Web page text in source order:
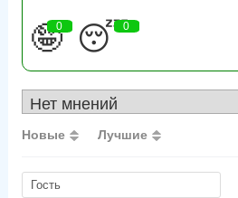
🤪
0 😴
0
Новые Лучшие